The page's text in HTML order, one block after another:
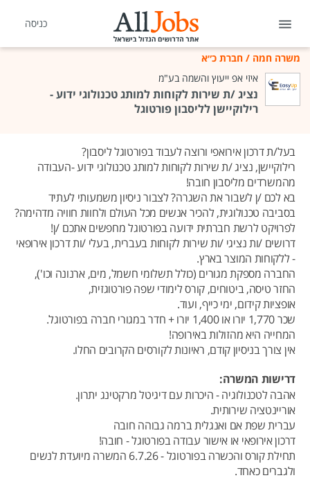
כניסה
משרה חמה / חברת כ״א
איזי אפ ייעוץ והשמה בע"מ
נציג /ת שירות לקוחות למותג טכנולוגי ידוע -
רילוקיישן לליסבון פורטוגל
בעל/ת דרכון אירואפי ורוצה לעבוד בפורטוגל ליסבון?
רילוקיישן, נציג /ת שירות לקוחות למותג טכנולוגי ידוע -העבודה
מהמשרדים מליסבון חובה!
בא לכם /ן לשבור את השגרה? לצבור ניסיון משמעותי לעתיד
בסביבה טכנולוגית, להכיר אנשים מכל העולם ולחוות חוויה מדהימה?
לפרויקט לרשת חברתית ידועה בפורטוגל מחפשים אתכם /ן!
דרושים /ות נציגי /ות שירות לקוחות בעברית, בעלי /ות דרכון אירופאי
- ללקוחות המוצר בארץ.
החברה מספקת מגורים (כולל תשלומי חשמל, מים, ארנונה וכו'),
החזר טיסה, ביטוחים, קורס לימודי שפה פורטוגזית,
אופציות קידום, ימי כייף, ועוד.
שכר 1,770 יורו או 1,400 יורו + חדר במגורי חברה בפורטוגל.
המחייה היא מהזולות באירופה!
אין צורך בניסיון קודם, ראיונות לקורסים הקרובים החלו.
דרישות המשרה:
אהבה לטכנולוגיה - היכרות עם דיגיטל מרקטינג יתרון.
אוריינטציה שירותית.
עברית שפת אם ואנגלית ברמה גבוהה חובה
דרכון אירופאי או אישור עבודה בפורטוגל - חובה!
תחילת קורס והכשרה בפורטוגל - 6.7.26 המשרה מיועדת לנשים
ולגברים כאחד.